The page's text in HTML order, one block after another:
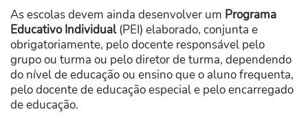
As escolas devem ainda desenvolver um Programa
Educativo Individual(PEI) elaborado, conjunta e
obrigatoriamente, pelo docente responsável pelo
grupo ou turma ou pelo diretor de turma, dependendo
do nível de educação ou ensino que o aluno frequenta,
pelo docente de educação especial e pelo encarregado
de educação.